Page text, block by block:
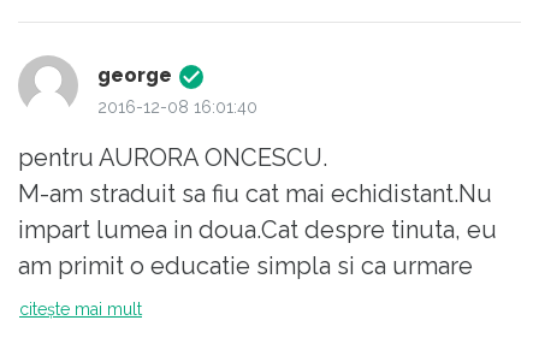
george
2016-12-08 16:01:40
pentru AURORA ONCESCU.
M-am straduit sa fiu cat mai echidistant.Nu
impart lumea in doua.Cat despre tinuta, eu
am primit o educatie simpla si ca urmare
inteleg sa fiu imbracat corespunzator in
citește mai mult